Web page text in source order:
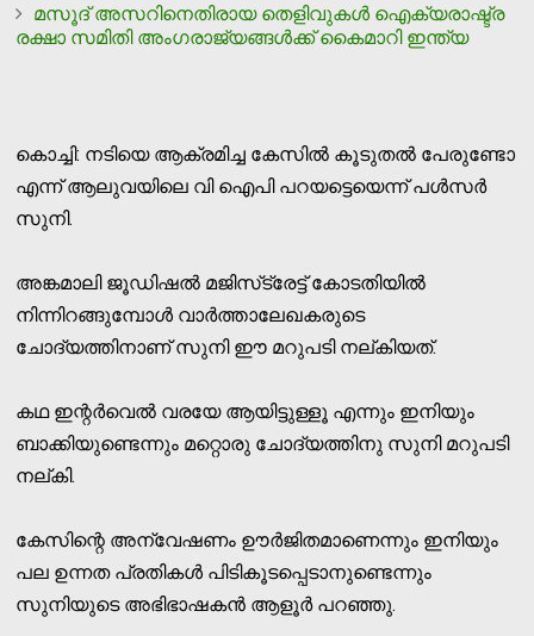
മസൂദ് അസറിനെതിരായ തെളിവുകള്‍ ഐക്യരാഷ്ട്ര
രക്ഷാ സമിതി അംഗരാജ്യങ്ങള്‍ക്ക് കൈമാറി ഇന്ത്യ
കൊച്ചി: നടിയെ ആക്രമിച്ച കേസില്‍ കൂടുതല്‍ പേരുണ്ടോ
എന്ന് ആലുവയിലെ വി ഐപി പറയട്ടെയെന്ന് പള്‍സര്‍
സുനി.
അങ്കമാലി ജൂഡിഷല്‍ മജിസ്‌ട്രേട്ട് കോടതിയില്‍
നിന്നിറങ്ങുമ്പോള്‍ വാര്‍ത്താലേഖകരുടെ
ചോദ്യത്തിനാണ് സുനി ഈ മറുപടി നല്കിയത്.
കഥ ഇന്റര്‍വെല്‍ വരയേ ആയിട്ടുള്ളൂ എന്നും ഇനിയും
ബാക്കിയുണ്ടെന്നും മറ്റൊരു ചോദ്യത്തിനു സുനി മറുപടി
നല്കി.
കേസിന്റെ അന്വേഷണം ഊര്‍ജിതമാണെന്നും ഇനിയും
പല ഉന്നത പ്രതികള്‍ പിടികൂടപ്പെടാനുണ്ടെന്നും
സുനിയുടെ അഭിഭാഷകന്‍ ആളൂര്‍ പറഞ്ഞു.